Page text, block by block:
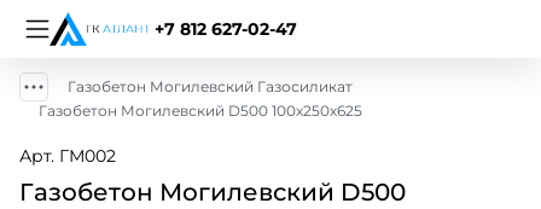
+7 812 627-02-47
Газобетон Могилевский Газосиликат
Газобетон Могилевский D500 100х250х625
Арт. ГМ002
Газобетон Могилевский D500